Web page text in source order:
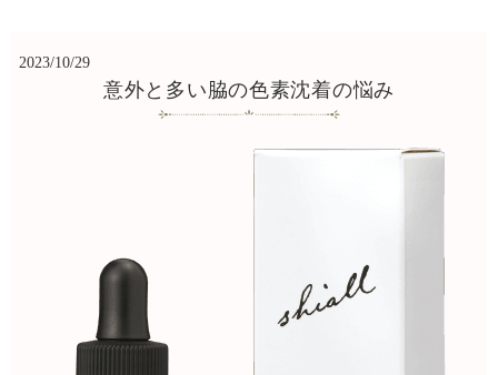
2023/10/29
意外と多い脇の色素沈着の悩み